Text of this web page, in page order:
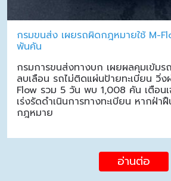
กรมขนส่ง เผยรถผิดกฎหมายใช้ M-
พันคัน
กรมการขนส่งทางบก เผยผลคุมเข้ม
ลบเลือน รถไม่ติดแผ่นป้ายทะเบียน วิ่
Flow รวม 5 วัน พบ 1,008 คัน เตือน
เร่งรัดดำเนินการทางทะเบียน หากฝ่า
กฎหมาย
อ่านต่อ